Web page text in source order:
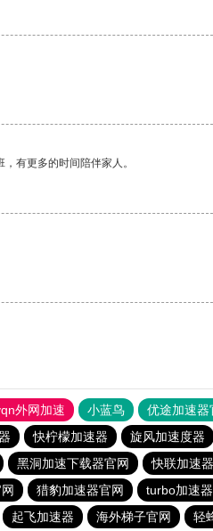
有更多的时间陪伴家人。
外网加速 小蓝鸟 优途加速器
快柠檬加速器 旋风加速度器
黑洞加速下载器官网 快联加速器
猎豹加速器官网 turbo加速器
起飞加速器 海外梯子官网 轻